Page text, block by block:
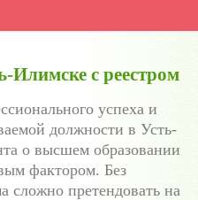
Илимске с реестром
успеха и
должности в Усть-
о высшем образовании
фактором. Без
сложно претендовать на